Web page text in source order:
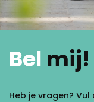
Bel mij!
Heb je vragen?